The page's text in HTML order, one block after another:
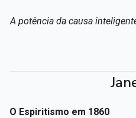
A potência da causa
O Espiritismo em 1860